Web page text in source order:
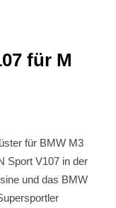
für M
für BMW M3
Sport V107 in der
und das BMW